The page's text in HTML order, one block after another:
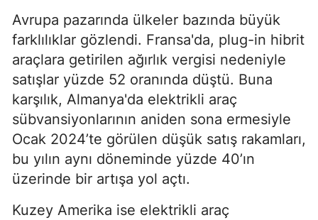
Avrupa pazarında ülkeler bazında büyük
farklılıklar gözlendi. Fransa'da, plug-in hibrit
araçlara getirilen ağırlık vergisi nedeniyle
satışlar yüzde 52 oranında düştü. Buna
karşılık, Almanya'da elektrikli araç
sübvansiyonlarının aniden sona ermesiyle
Ocak 2024’te görülen düşük satış rakamları,
bu yılın aynı döneminde yüzde 40’ın
üzerinde bir artışa yol açtı.
Kuzey Amerika ise elektrikli araç